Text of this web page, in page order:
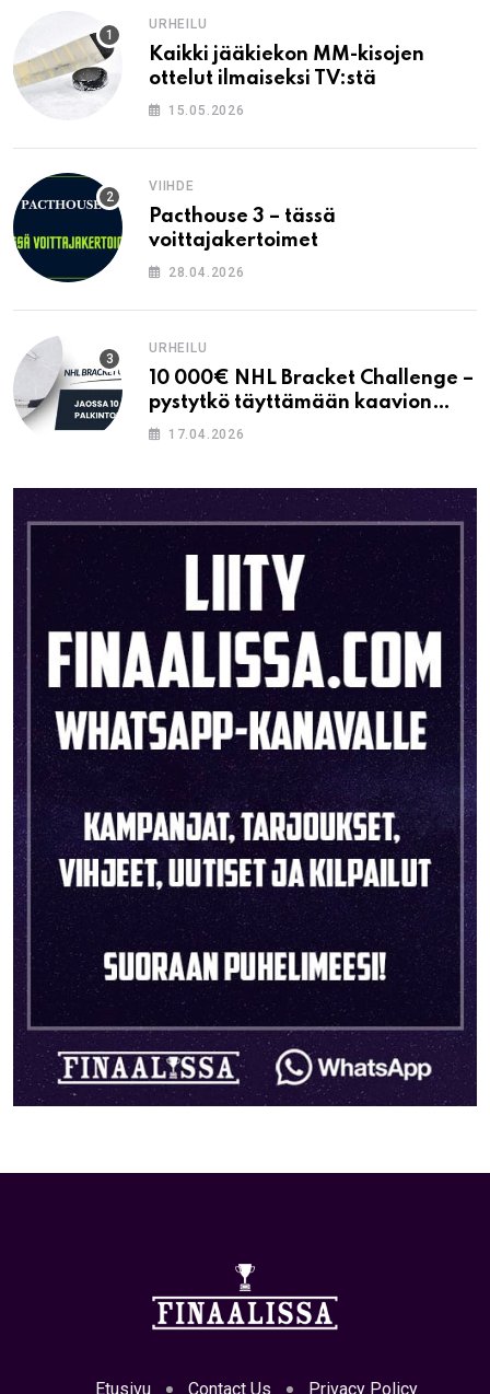
URHEILU
Kaikki jääkiekon MM-kisojen
ottelut ilmaiseksi TV:stä
15.05.2026
VIIHDE
Pacthouse 3 – tässä
voittajakertoimet
28.04.2026
URHEILU
10 000€ NHL Bracket Challenge –
pystytkö täyttämään kaavion
oikein?
17.04.2026
Etusivu Contact Us Privacy Policy